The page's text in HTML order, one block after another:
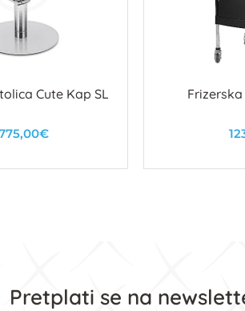
Cute Kap SL
košaricu
Frizerska
U
Pretplati se na